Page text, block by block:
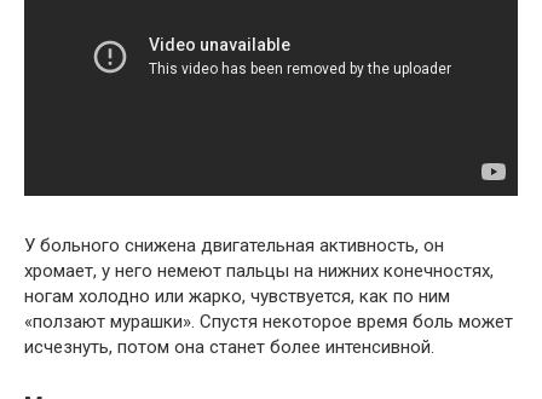
У больного снижена двигательная активность, он
хромает, у него немеют пальцы на нижних конечностях,
ногам холодно или жарко, чувствуется, как по ним
«ползают мурашки». Спустя некоторое время боль может
исчезнуть, потом она станет более интенсивной.